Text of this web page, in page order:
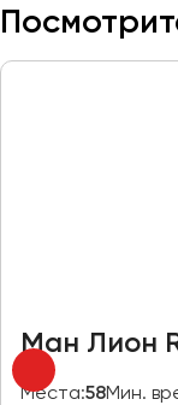
Ман Лион
Места:58Мин.